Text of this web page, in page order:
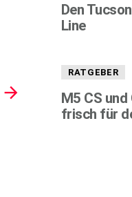
Den
Line
RATGEBER
M5 CS
frisch für